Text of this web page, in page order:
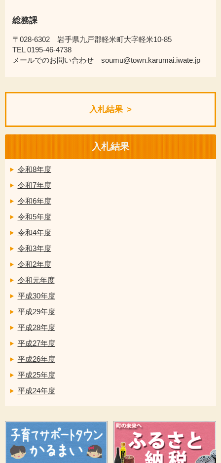
総務課
〒028-6302 岩手県九戸郡軽米町大字軽米10-85
TEL 0195-46-4738
メールでのお問い合わせ soumu@town.karumai.iwate.jp
入札結果
入札結果
令和8年度
令和7年度
令和6年度
令和5年度
令和4年度
令和3年度
令和2年度
令和元年度
平成30年度
平成29年度
平成28年度
平成27年度
平成26年度
平成25年度
平成24年度